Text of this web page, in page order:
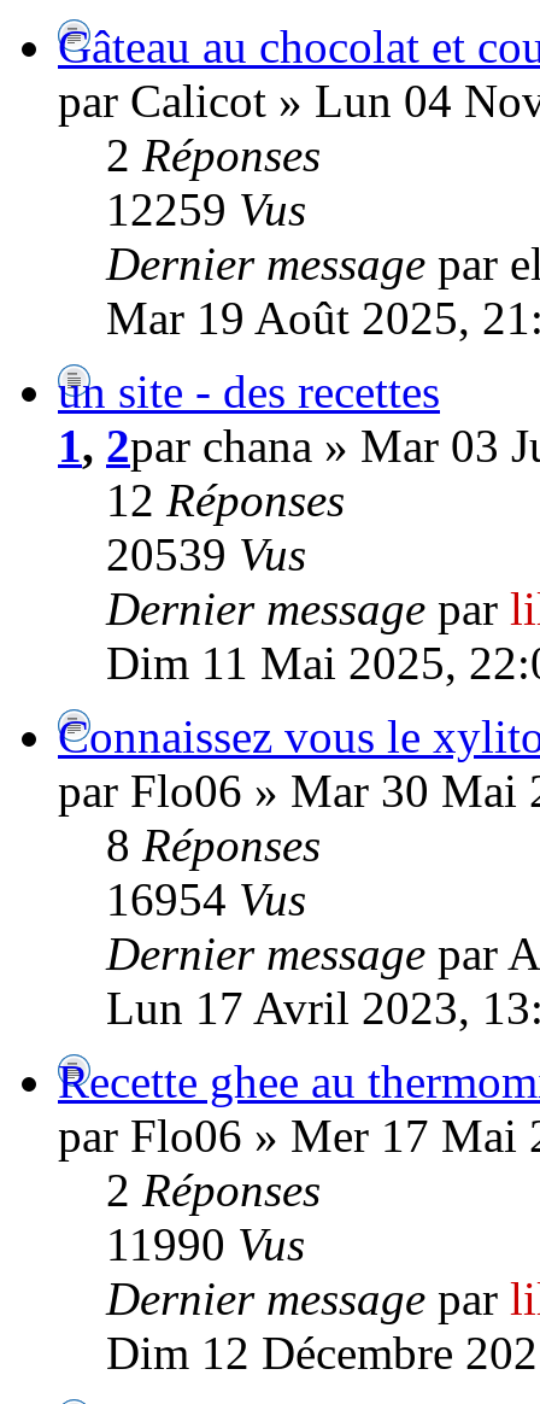
Gâteau au chocolat et
par Calicot » Lun 04
2 Réponses
12259 Vus
Dernier message par
Mar 19 Août 2025,
un site - des recettes
1, 2par chana » Mar 03
12 Réponses
20539 Vus
Dernier message par
Dim 11 Mai 2025,
Connaissez vous le
par Flo06 » Mar 30 Mai
8 Réponses
16954 Vus
Dernier message par
Lun 17 Avril 2023,
Recette ghee au
par Flo06 » Mer 17 Mai
2 Réponses
11990 Vus
Dernier message par
Dim 12 Décembre